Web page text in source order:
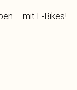
– mit E-Bikes!